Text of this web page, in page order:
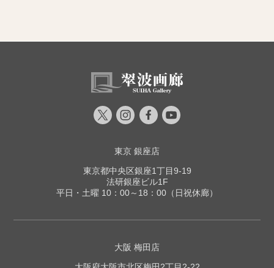
東京 銀座店
東京都中央区銀座1丁目9-19
法研銀座ビル1F
平日・土曜 10：00～18：00（日祝休廊）
大阪 梅田店